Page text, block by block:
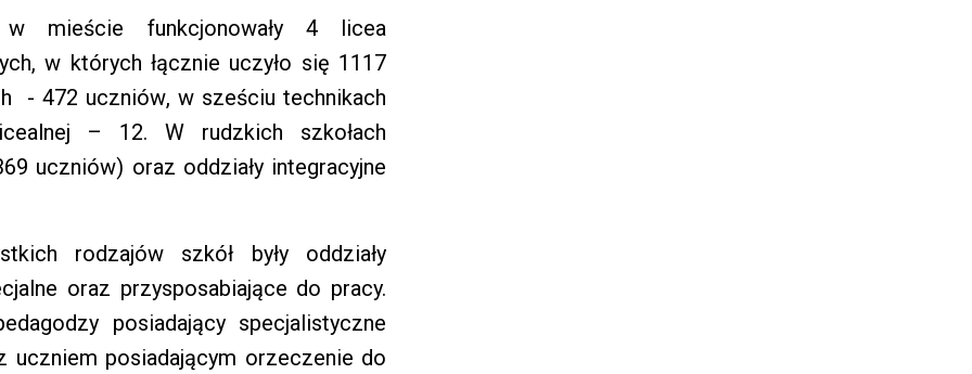
mieście funkcjonowały 4 licea
w których łącznie uczyło się 1117
- 472 uczniów, w sześciu technikach
– 12. W rudzkich szkołach
uczniów) oraz oddziały integracyjne
rodzajów szkół były oddziały
oraz przysposabiające do pracy.
posiadający specjalistyczne
posiadającym orzeczenie do